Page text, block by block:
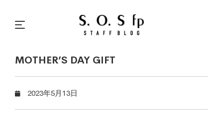
MOTHER’S DAY GIFT
2023年5月13日